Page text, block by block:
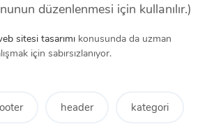
düzenlenmesi için kullanılır.)
sitesi tasarımı konusunda da uzman
için sabırsızlanıyor.
header kategori